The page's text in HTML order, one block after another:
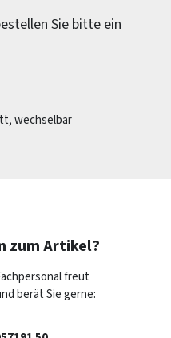
Sie bitte ein
wechselbar
zum Artikel?
freut
berät Sie gerne: